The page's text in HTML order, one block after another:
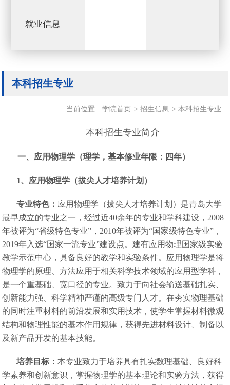
就业信息
本科招生专业
当前位置 : 学院首页 > 招生信息 > 本科招生专业
本科招生专业简介
一、应用物理学（理学，基本修业年限：四年）
1、应用物理学（拔尖人才培养计划）
专业特色： 应用物理学（拔尖人才培养计划）是青岛大学
最早成立的专业之一，经过近40余年的专业和学科建设，2008
年被评为“省级特色专业”，2010年被评为“国家级特色专业”，
2019年入选“国家一流专业”建设点。建有应用物理国家级实验
教学示范中心，具备良好的教学和实验条件。应用物理学是将
物理学的原理、方法应用于相关科学技术领域的应用型学科，
是一个重基础、宽口径的专业。致力于向社会输送基础扎实、
创新能力强、科学精神严谨的高级专门人才。在夯实物理基础
的同时注重材料的前沿发展和实用技术，使学生掌握材料微观
结构和物理性能的基本作用规律，获得先进材料设计、制备以
及新产品开发的基本技能。
培养目标：本专业致力于培养具有扎实数理基础、良好科
学素养和创新意识，掌握物理学的基本理论和实验方法，获得